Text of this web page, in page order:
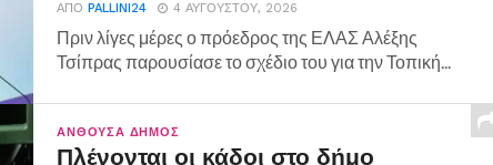
ΑΠΌ PALLINI24 4 ΑΥΓΟΎΣΤΟΥ, 2026
Πριν λίγες μέρες ο πρόεδρος της ΕΛΑΣ Αλέξης
Τσίπρας παρουσίασε το σχέδιο του για την Τοπική...
ΑΝΘΟΎΣΑ ΔΉΜΟΣ
Πλένονται οι κάδοι στο δήμο